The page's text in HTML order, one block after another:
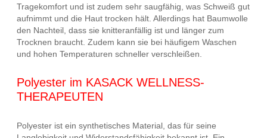
Tragekomfort und ist zudem sehr saugfähig, was Schweiß gut
aufnimmt und die Haut trocken hält. Allerdings hat Baumwolle
den Nachteil, dass sie knitteranfällig ist und länger zum
Trocknen braucht. Zudem kann sie bei häufigem Waschen
und hohen Temperaturen schneller verschleißen.
Polyester im KASACK WELLNESS-
THERAPEUTEN
Polyester ist ein synthetisches Material, das für seine